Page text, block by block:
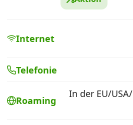
Roaming-Tarife
Internet
Telefonie
Roaming
In der EU/